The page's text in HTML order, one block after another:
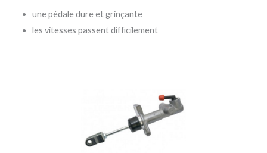
une pédale dure et grinçante
les vitesses passent difficilement